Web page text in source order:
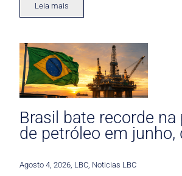
Leia mais
Brasil bate recorde na
de petróleo em junho,
Agosto 4, 2026 LBC Noticias LBC